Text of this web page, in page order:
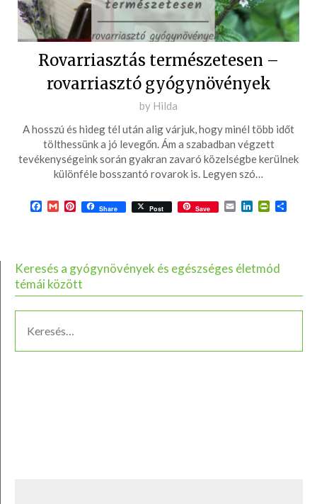
Rovarriasztás természetesen –
rovarriasztó gyógynövények
Posted
2017-
06-
04
by Hilda
A hosszú és hideg tél után alig várjuk, hogy minél több időt
tölthessünk a jó levegőn. Ám a szabadban végzett
tevékenységeink során gyakran zavaró közelségbe kerülnek
különféle bosszantó rovarok is. Legyen szó…
Facebook
GmailPinterest
Share Post Save EmailLinkedIn
Keresés a gyógynövények és egészséges életmód
témái között